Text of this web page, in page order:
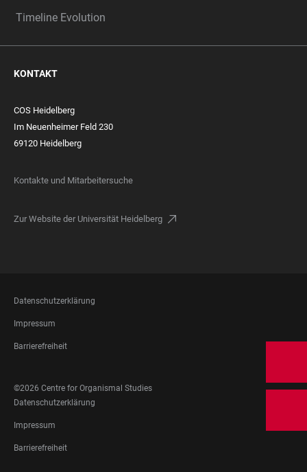
Timeline Evolution
KONTAKT
COS Heidelberg
Im Neuenheimer Feld 230
69120 Heidelberg
Kontakte und Mitarbeitersuche
Zur Website der Universität Heidelberg
FOOTER
LEGAL
Datenschutzerklärung
Impressum
Barrierefreiheit
©2026 Centre for Organismal Studies
FOOTER
LEGAL
Datenschutzerklärung
Impressum
Barrierefreiheit